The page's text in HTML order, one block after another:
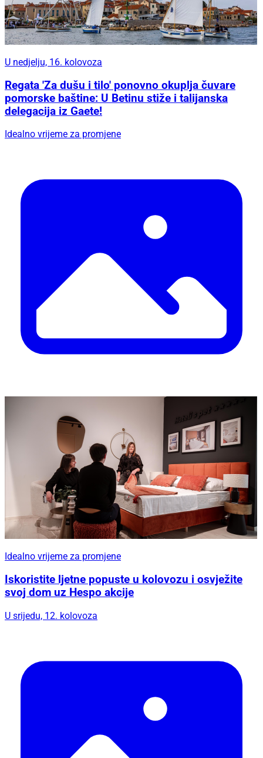
U nedjelju, 16. kolovoza
Regata 'Za dušu i tilo' ponovno okuplja čuvare
pomorske baštine: U Betinu stiže i talijanska
delegacija iz Gaete!
Idealno vrijeme za promjene
Idealno vrijeme za promjene
Iskoristite ljetne popuste u kolovozu i osvježite
svoj dom uz Hespo akcije
U srijedu, 12. kolovoza